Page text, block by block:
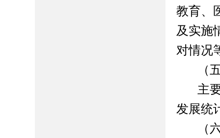
教育、
及实施
对情况
（
主
发展统
（